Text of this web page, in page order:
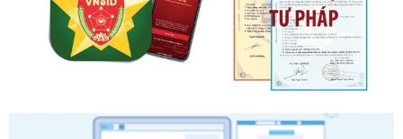
Số kí hiệu:2303/QĐ-UBND
Tên: Quyết định công bố Danh mục thủ tục hành chính mới
ban hành, được sửa đổi, bổ sung, bị bãi bỏ và phê duyệt
Quy trình nội bộ, quy trình điện tử giải quyết thủ tục hành
chính trong một số lĩnh vực thuộc phạm vi chức năng quản
Ngày ban hành: 01/06/2026